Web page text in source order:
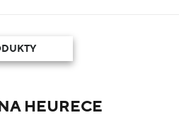
HEURECE